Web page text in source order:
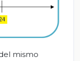
mismo